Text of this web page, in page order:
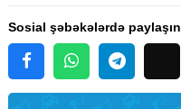
Sosial şəbəkələrdə paylaşın